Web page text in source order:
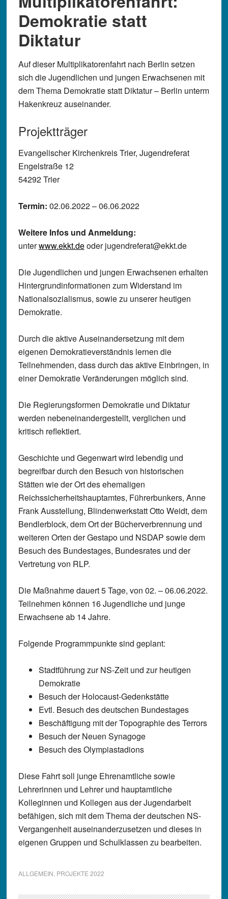
Demokratie statt
Diktatur
Auf dieser Multiplikatorenfahrt nach Berlin setzen
sich die Jugendlichen und jungen Erwachsenen mit
dem Thema Demokratie statt Diktatur – Berlin unterm
Hakenkreuz auseinander.
Projektträger
Evangelischer Kirchenkreis Trier, Jugendreferat
Engelstraße 12
54292 Trier
Termin: 02.06.2022 – 06.06.2022
Weitere Infos und Anmeldung:
unterwww.ekkt.deoder jugendreferat@ekkt.de
Die Jugendlichen und jungen Erwachsenen erhalten
Hintergrundinformationen zum Widerstand im
Nationalsozialismus, sowie zu unserer heutigen
Demokratie.
Durch die aktive Auseinandersetzung mit dem
eigenen Demokratieverständnis lernen die
Teilnehmenden, dass durch das aktive Einbringen, in
einer Demokratie Veränderungen möglich sind.
Die Regierungsformen Demokratie und Diktatur
werden nebeneinandergestellt, verglichen und
kritisch reflektiert.
Geschichte und Gegenwart wird lebendig und
begreifbar durch den Besuch von historischen
Stätten wie der Ort des ehemaligen
Reichssicherheitshauptamtes, Führerbunkers, Anne
Frank Ausstellung, Blindenwerkstatt Otto Weidt, dem
Bendlerblock, dem Ort der Bücherverbrennung und
weiteren Orten der Gestapo und NSDAP sowie dem
Besuch des Bundestages, Bundesrates und der
Vertretung von RLP.
Die Maßnahme dauert 5 Tage, von 02. – 06.06.2022.
Teilnehmen können 16 Jugendliche und junge
Erwachsene ab 14 Jahre.
Folgende Programmpunkte sind geplant:
Stadtführung zur NS-Zeit und zur heutigen
Demokratie
Besuch der Holocaust-Gedenkstätte
Evtl. Besuch des deutschen Bundestages
Beschäftigung mit der Topographie des Terrors
Besuch der Neuen Synagoge
Besuch des Olympiastadions
Diese Fahrt soll junge Ehrenamtliche sowie
Lehrerinnen und Lehrer und hauptamtliche
Kolleginnen und Kollegen aus der Jugendarbeit
befähigen, sich mit dem Thema der deutschen NS-
Vergangenheit auseinanderzusetzen und dieses in
eigenen Gruppen und Schulklassen zu bearbeiten.
ALLGEMEIN PROJEKTE 2022